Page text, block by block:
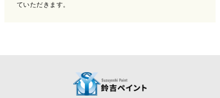
ていただきます。